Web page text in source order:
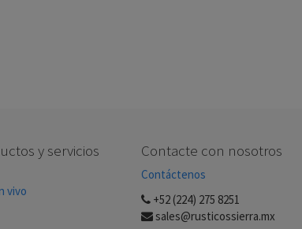
y servicios
vivo
Contacte con nosotros
Contáctenos
+52 (224) 275 8251
sales@rusticossierra.mx